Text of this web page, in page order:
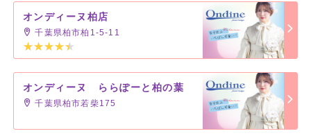
オンディーヌ柏店
千葉県柏市柏1-5-11
オンディーヌ ららぽーと柏の葉
千葉県柏市若柴175